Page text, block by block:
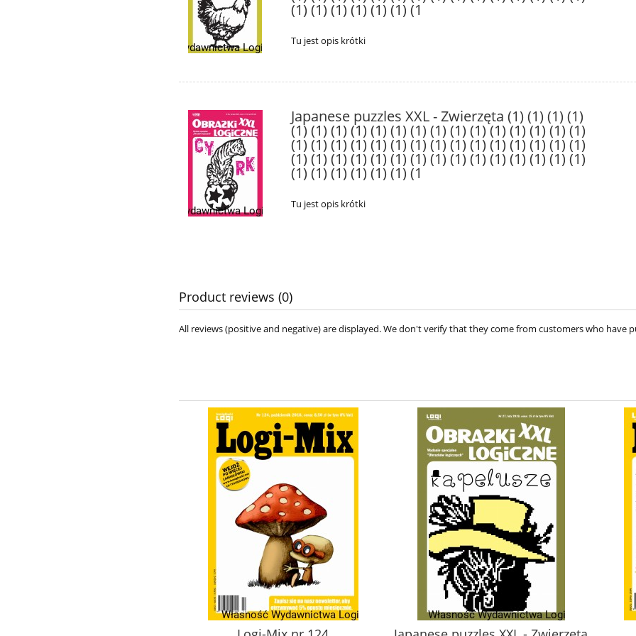
(1) (1) (1) (1) (1) (1) (1
Tu jest opis krótki
Japanese puzzles XXL - Zwierzęta (1) (1) (1) (1)
(1) (1) (1) (1) (1) (1) (1) (1) (1) (1) (1) (1) (1) (1) (1)
(1) (1) (1) (1) (1) (1) (1) (1) (1) (1) (1) (1) (1) (1) (1)
(1) (1) (1) (1) (1) (1) (1) (1) (1) (1) (1) (1) (1) (1) (1)
(1) (1) (1) (1) (1) (1) (1
Tu jest opis krótki
Product reviews (0)
All reviews (positive and negative) are displayed. We don't verify that they come from customers who have